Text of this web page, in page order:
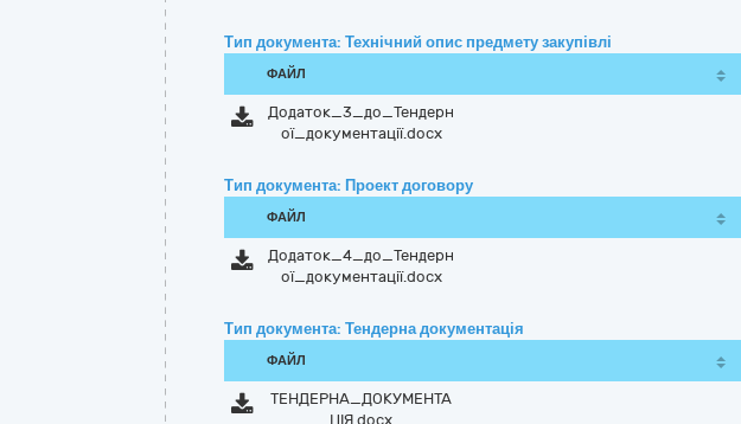
Тип документа: Технічний опис предмету закупівлі
ФАЙЛ
Додаток_3_до_Тендерн
ої_документації.docx
Тип документа: Проект договору
ФАЙЛ
Додаток_4_до_Тендерн
ої_документації.docx
Тип документа: Тендерна документація
ФАЙЛ
ТЕНДЕРНА_ДОКУМЕНТА
ЦІЯ.docx